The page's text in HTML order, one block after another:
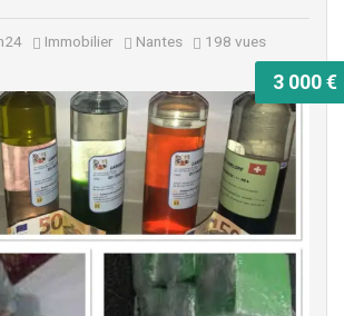
Immobilier Nantes
198 vues
3 000 €